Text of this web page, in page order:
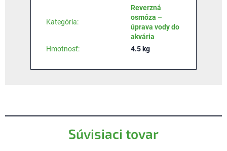
Súvisiaci tovar
Kategória:
Reverzná
osmóza –
úprava vody do
akvária
Hmotnosť: 4.5 kg